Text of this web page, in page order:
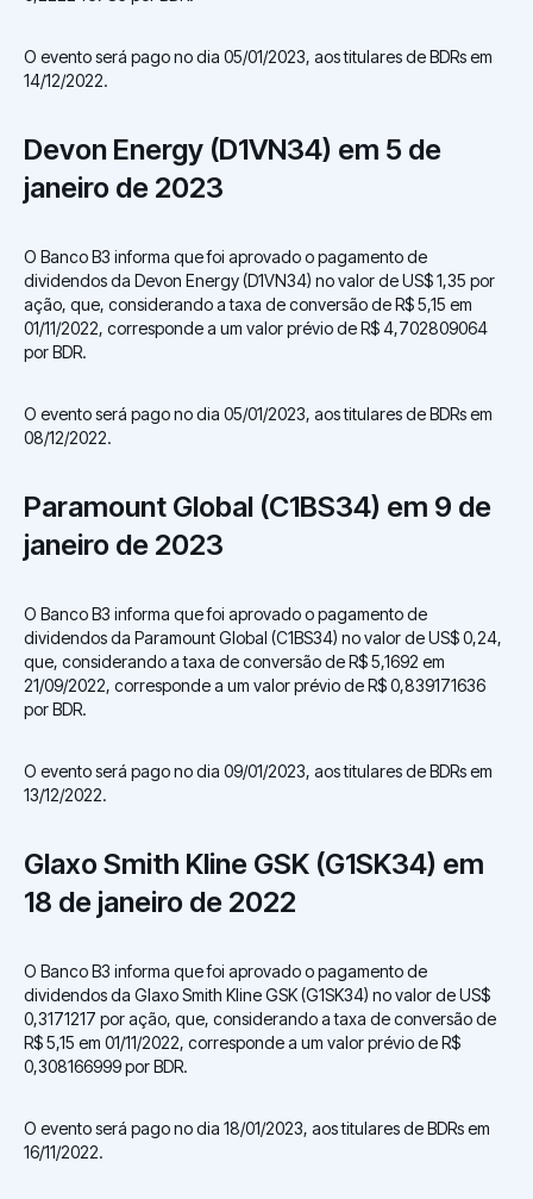
O evento será pago no dia 05/01/2023, aos titulares de BDRs em
14/12/2022.
Devon Energy (D1VN34) em 5 de
janeiro de 2023
O Banco B3 informa que foi aprovado o pagamento de
dividendos da Devon Energy (D1VN34) no valor de US$ 1,35 por
ação, que, considerando a taxa de conversão de R$ 5,15 em
01/11/2022, corresponde a um valor prévio de R$ 4,702809064
por BDR.
O evento será pago no dia 05/01/2023, aos titulares de BDRs em
08/12/2022.
Paramount Global (C1BS34) em 9 de
janeiro de 2023
O Banco B3 informa que foi aprovado o pagamento de
dividendos da Paramount Global (C1BS34) no valor de US$ 0,24,
que, considerando a taxa de conversão de R$ 5,1692 em
21/09/2022, corresponde a um valor prévio de R$ 0,839171636
por BDR.
O evento será pago no dia 09/01/2023, aos titulares de BDRs em
13/12/2022.
Glaxo Smith Kline GSK (G1SK34) em
18 de janeiro de 2022
O Banco B3 informa que foi aprovado o pagamento de
dividendos da Glaxo Smith Kline GSK (G1SK34) no valor de US$
0,3171217 por ação, que, considerando a taxa de conversão de
R$ 5,15 em 01/11/2022, corresponde a um valor prévio de R$
0,308166999 por BDR.
O evento será pago no dia 18/01/2023, aos titulares de BDRs em
16/11/2022.